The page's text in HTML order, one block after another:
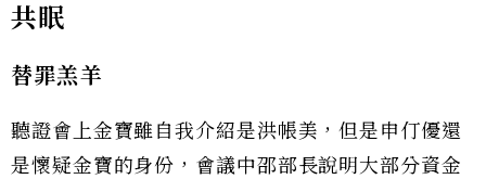
共眠
替罪羔羊
聽證會上金寶雖自我介紹是洪帳美，但是申仃優還
是懷疑金寶的身份，會議中邵部長說明大部分資金